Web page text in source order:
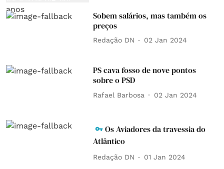
Sobem salários, mas também os
preços
Redação DN 02 Jan 2024
PS cava fosso de nove pontos
sobre o PSD
Rafael Barbosa 02 Jan 2024
Os Aviadores da travessia do
Atlântico
Redação DN 01 Jan 2024